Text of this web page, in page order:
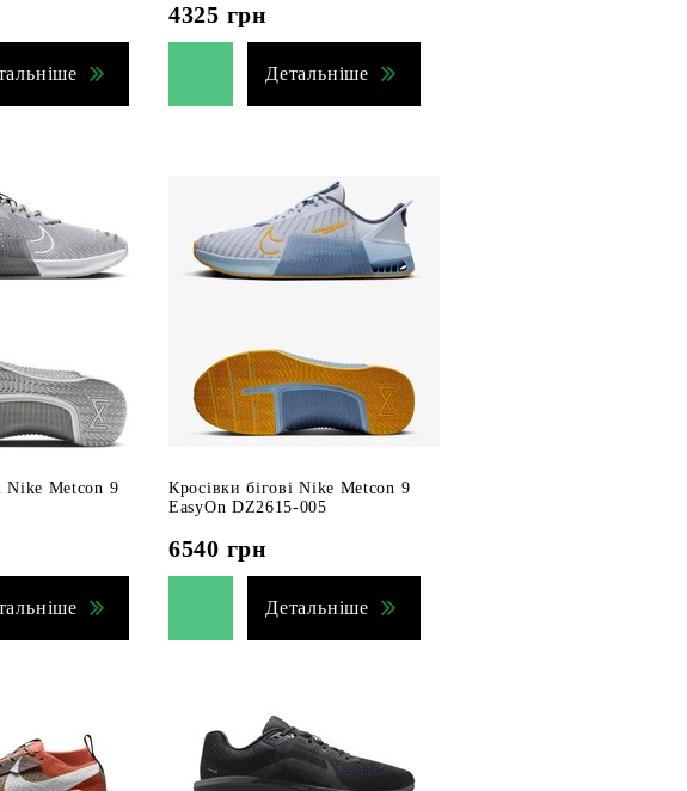
4325 грн
Детальніше
Nike Metcon 9
Кросівки бігові Nike Metcon 9
EasyOn DZ2615-005
6540 грн
Детальніше